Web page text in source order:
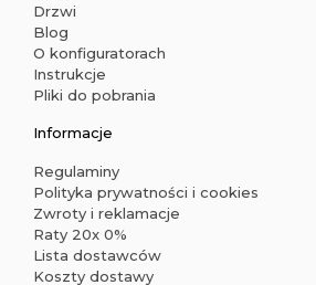
Drzwi
Blog
O konfiguratorach
Instrukcje
Pliki do pobrania
Informacje
Regulaminy
Polityka prywatności i cookies
Zwroty i reklamacje
Raty 20x 0%
Lista dostawców
Koszty dostawy